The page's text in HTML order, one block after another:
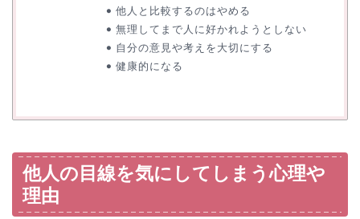
他人と比較するのはやめる
無理してまで人に好かれようとしない
自分の意見や考えを大切にする
健康的になる
他人の目線を気にしてしまう心理や
理由